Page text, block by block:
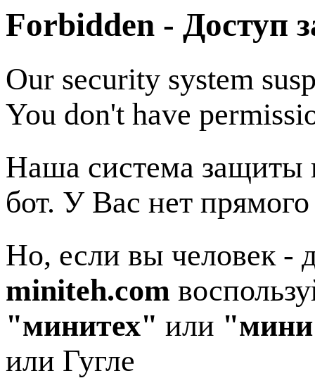
Forbidden - Доступ
Our security system
You don't have
Наша система защиты
бот. У Вас нет
Но, если вы человек -
miniteh.com
"минитех" или "мини
или Гугле